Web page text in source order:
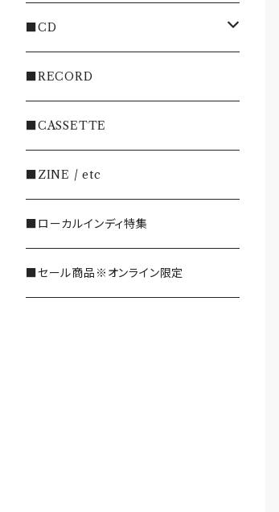
■CD
・INDIE
・EMO/PUNK/POST HC
・SHOEGAZE/DREAMPOP/POST
ROCK
・OTHER(LOUD/JUNK/RAP/ et
c...)
■RECORD
■CASSETTE
■ZINE / etc
■ローカルインディ特集
■セール商品※オンライン限定